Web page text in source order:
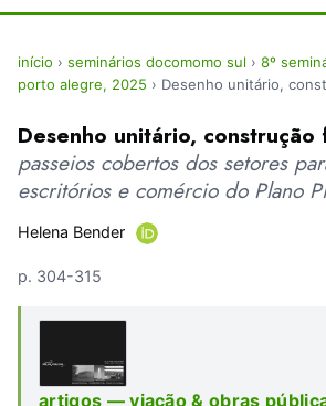
início › seminários docomomo sul › 8º
porto alegre, 2025 › Desenho unitário,
Desenho unitário, construção
passeios cobertos dos setores
escritórios e comércio do Plano
Helena Bender
p. 304-315
artigos — viação & obras